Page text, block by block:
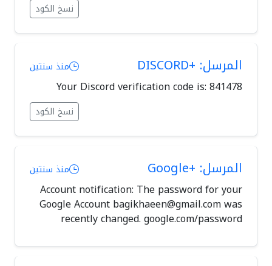
نسخ الكود
المرسل: +DISCORD منذ سنتين
Your Discord verification code is: 841478
نسخ الكود
المرسل: +Google منذ سنتين
Account notification: The password for your
Google Accountbagikhaeen@gmail.comwas
recently changed. google.com/password